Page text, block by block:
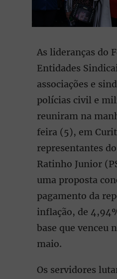
As lideranças do
Entidades
associações e
polícias civil e
reuniram na
feira (5), em
representantes
Ratinho Junior
uma proposta
pagamento da
inflação, de
base que venceu
maio.
Os servidores